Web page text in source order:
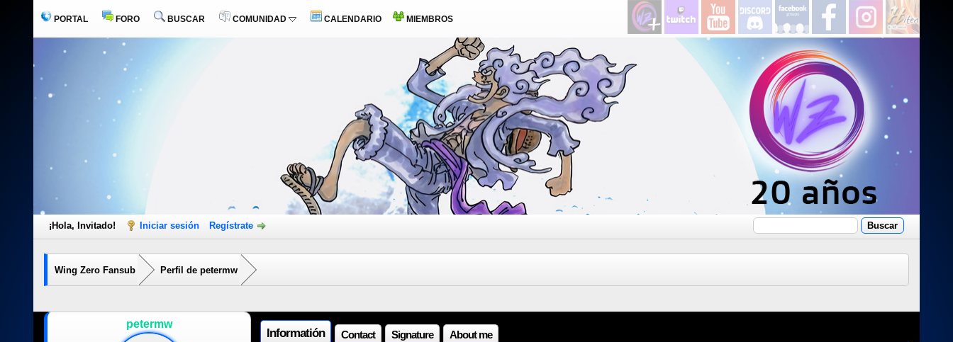
PORTAL FORO BUSCAR COMUNIDAD CALENDARIO MIEMBROS
¡Hola, Invitado! Iniciar sesión Regístrate
Wing Zero Fansub Perfil de petermw
petermw
Informatión Contact Signature About me